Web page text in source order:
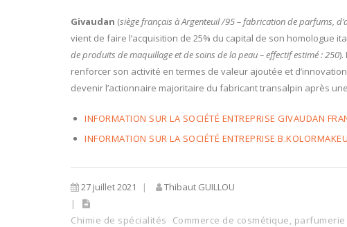
Givaudan (siège français à Argenteuil /95 – fabrication de parfums,
vient de faire l’acquisition de 25% du capital de son homologue
de produits de maquillage et de soins de la peau – effectif estimé : 250
renforcer son activité en termes de valeur ajoutée et
devenir l’actionnaire majoritaire du fabricant transalpin après
INFORMATION SUR LA SOCIÉTÉ ENTREPRISE GIVAUDAN
INFORMATION SUR LA SOCIÉTÉ ENTREPRISE
27 juillet 2021 Thibaut GUILLOU
Chimie de spécialités Commerce de cosmétique, parfumerie